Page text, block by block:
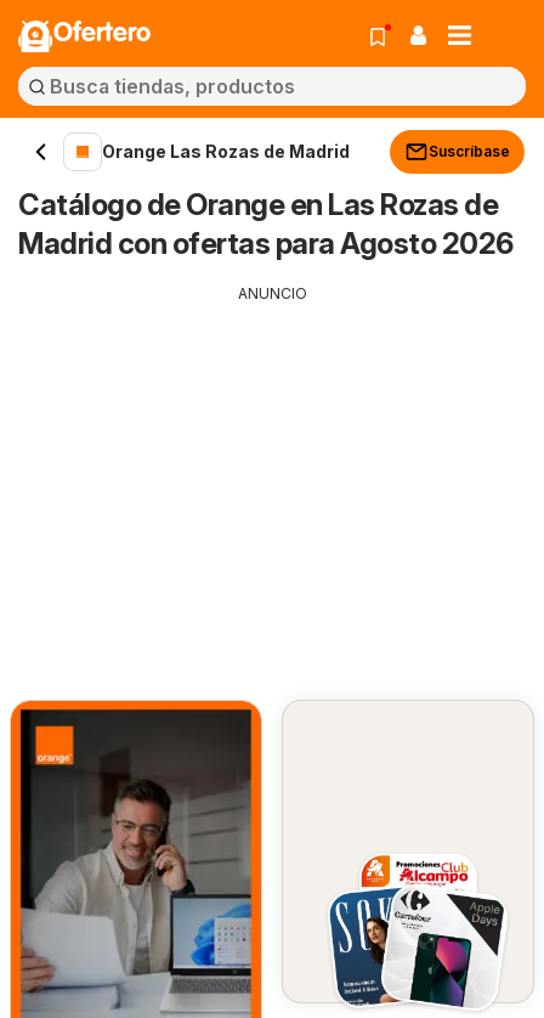
Ofertero
Orange Las Rozas de Madrid Suscríbase
Catálogo de Orange en Las Rozas de
Madrid con ofertas para Agosto 2026
ANUNCIO